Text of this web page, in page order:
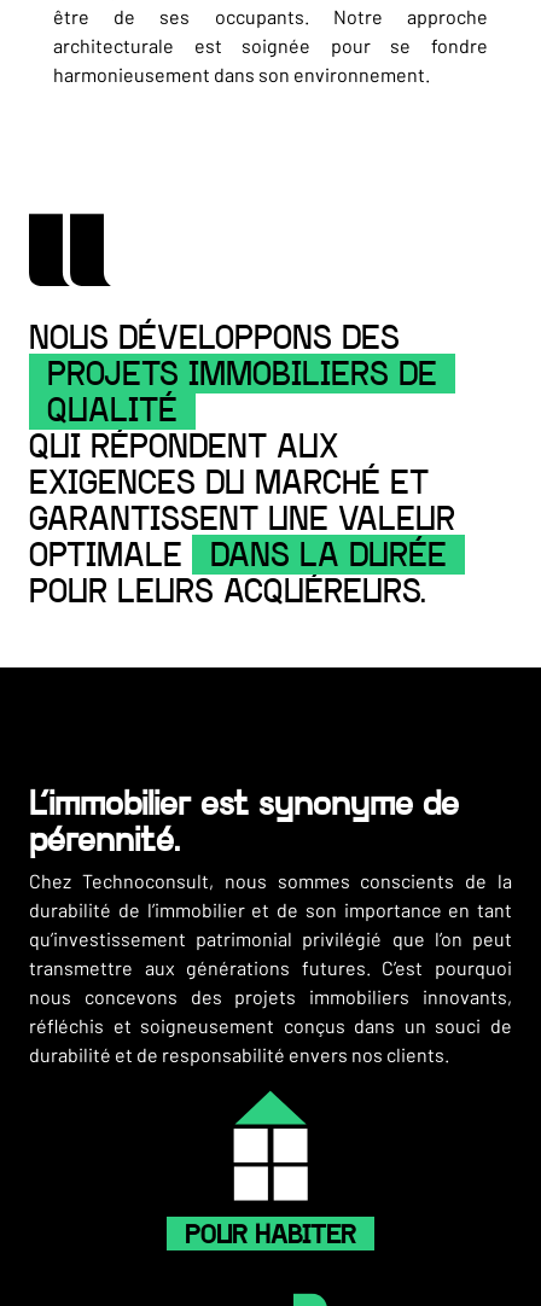
être de ses occupants. Notre approche
architecturale est soignée pour se fondre
harmonieusement dans son environnement.
NOUS DÉVELOPPONS DES
PROJETS IMMOBILIERS DE
QUALITÉ
QUI RÉPONDENT AUX
EXIGENCES DU MARCHÉ ET
GARANTISSENT UNE VALEUR
OPTIMALE
DANS LA DURÉE
POUR LEURS ACQUÉREURS.
L’immobilier est synonyme de
pérennité.
Chez Technoconsult, nous sommes conscients de la
durabilité de l’immobilier et de son importance en tant
qu’investissement patrimonial privilégié que l’on peut
transmettre aux générations futures. C’est pourquoi
nous concevons des projets immobiliers innovants,
réfléchis et soigneusement conçus dans un souci de
durabilité et de responsabilité envers nos clients.
POUR HABITER